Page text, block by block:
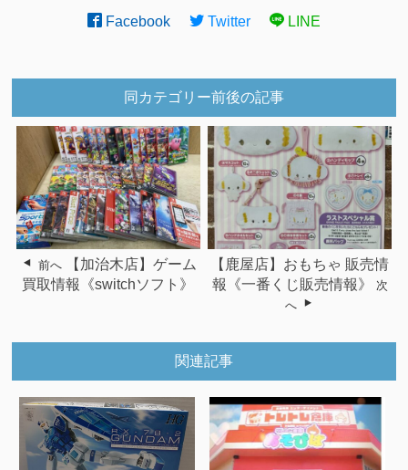
Facebook Twitter LINE
同カテゴリー前後の記事
前へ
【加治木店】ゲーム
買取情報《switchソフト》
【鹿屋店】おもちゃ 販売情
報《一番くじ販売情報》
次
へ
関連記事